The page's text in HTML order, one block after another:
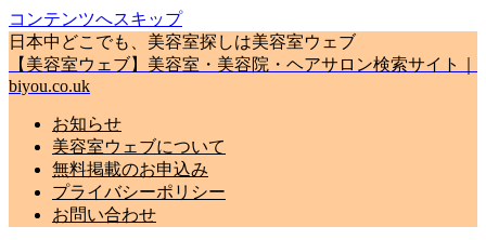
コンテンツへスキップ
日本中どこでも、美容室探しは美容室ウェブ
【美容室ウェブ】美容室・美容院・ヘアサロン検索サイト｜
biyou.co.uk
お知らせ
美容室ウェブについて
無料掲載のお申込み
プライバシーポリシー
お問い合わせ